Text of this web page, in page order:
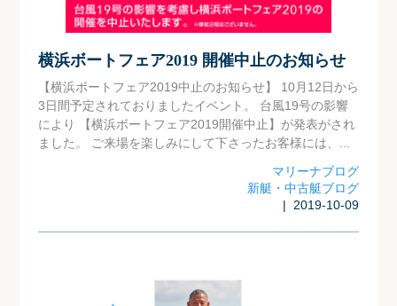
横浜ボートフェア2019 開催中止のお知らせ
【横浜ボートフェア2019中止のお知らせ】 10月12日から
3日間予定されておりましたイベント。 台風19号の影響
により 【横浜ボートフェア2019開催中止】が発表がされ
ました。 ご来場を楽しみにして下さったお客様には、...
マリーナブログ
新艇・中古艇ブログ
| 2019-10-09